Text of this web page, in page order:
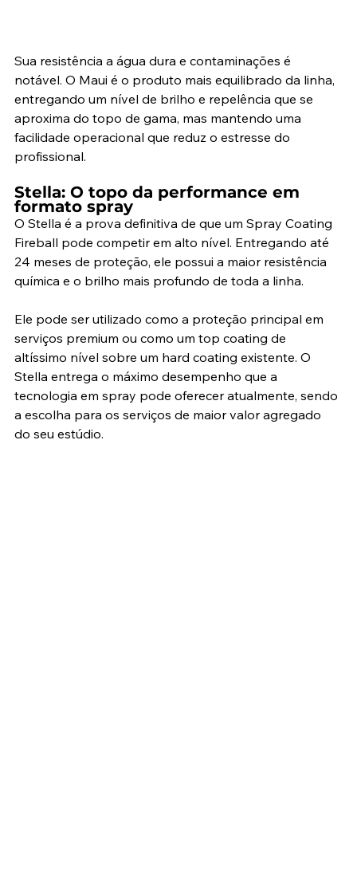
Sua resistência a água dura e contaminações é
notável. O Maui é o produto mais equilibrado da linha,
entregando um nível de brilho e repelência que se
aproxima do topo de gama, mas mantendo uma
facilidade operacional que reduz o estresse do
profissional.
Stella: O topo da performance em
formato spray
O Stella é a prova definitiva de que um Spray Coating
Fireball pode competir em alto nível. Entregando até
24 meses de proteção, ele possui a maior resistência
química e o brilho mais profundo de toda a linha.
Ele pode ser utilizado como a proteção principal em
serviços premium ou como um top coating de
altíssimo nível sobre um hard coating existente. O
Stella entrega o máximo desempenho que a
tecnologia em spray pode oferecer atualmente, sendo
a escolha para os serviços de maior valor agregado
do seu estúdio.